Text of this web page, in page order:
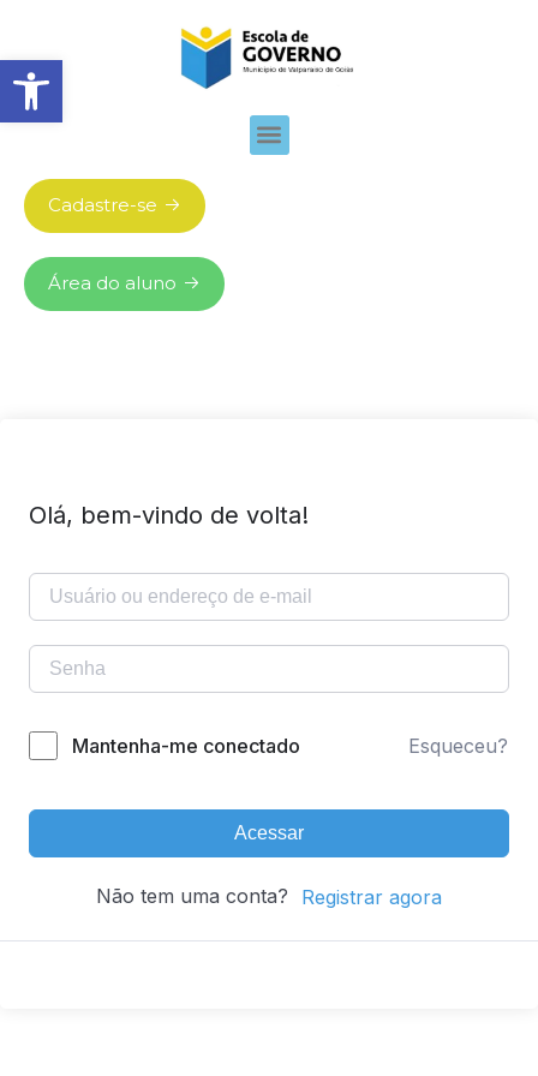
Abrir barra de ferramentas
Cadastre-se
Área do aluno
Olá, bem-vindo de volta!
Mantenha-me conectado Esqueceu?
Acessar
Não tem uma conta? Registrar agora